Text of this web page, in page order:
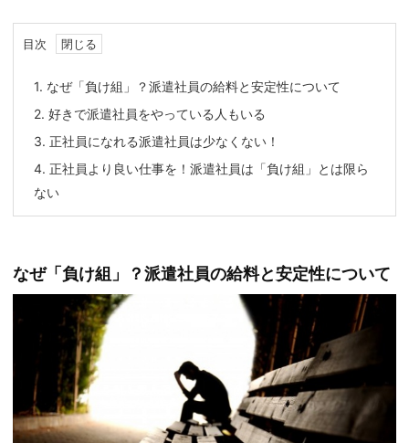
目次
1. なぜ「負け組」？派遣社員の給料と安定性について
2. 好きで派遣社員をやっている人もいる
3. 正社員になれる派遣社員は少なくない！
4. 正社員より良い仕事を！派遣社員は「負け組」とは限ら
ない
なぜ「負け組」？派遣社員の給料と安定性について